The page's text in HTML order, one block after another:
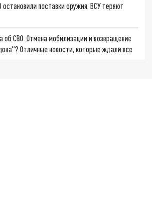
остановили поставки оружия. ВСУ теряют
об СВО. Отмена мобилизации и возвращение
Отличные новости, которые ждали все